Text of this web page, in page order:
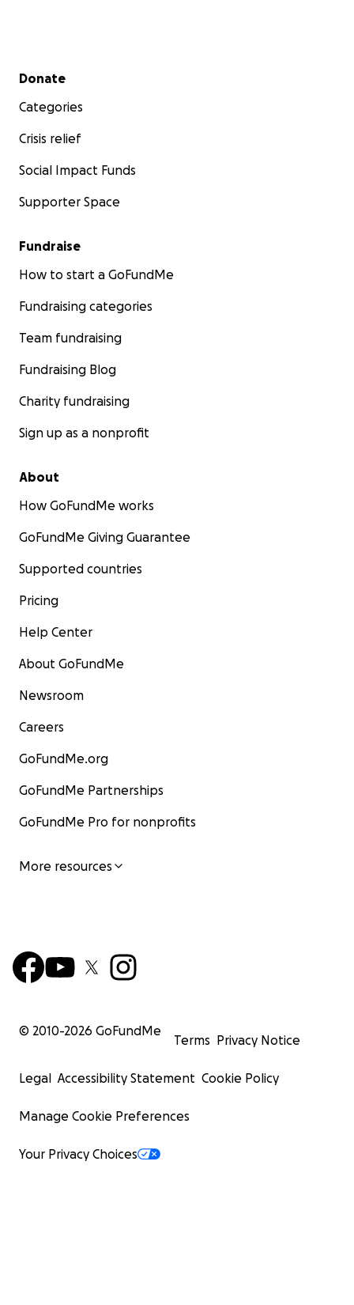
Secondary menu
Donate
Categories
Crisis relief
Social Impact Funds
Supporter Space
Fundraise
How to start a GoFundMe
Fundraising categories
Team fundraising
Fundraising Blog
Charity fundraising
Sign up as a nonprofit
About
How GoFundMe works
GoFundMe Giving Guarantee
Supported countries
Pricing
Help Center
About GoFundMe
Newsroom
Careers
GoFundMe.org
GoFundMe Partnerships
GoFundMe Pro for nonprofits
More resources
© 2010-2026 GoFundMe
Terms Privacy Notice
Legal Accessibility Statement Cookie Policy
Manage Cookie Preferences
Your Privacy Choices